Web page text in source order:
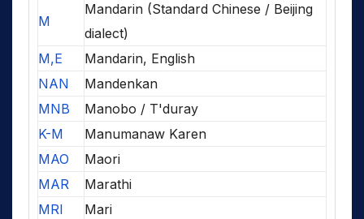
M
Mandarin (Standard Chinese / Beijing
dialect)
M,E
Mandarin, English
NAN
Mandenkan
MNB
Manobo / T'duray
K-M
Manumanaw Karen
MAO
Maori
MAR
Marathi
MRI
Mari